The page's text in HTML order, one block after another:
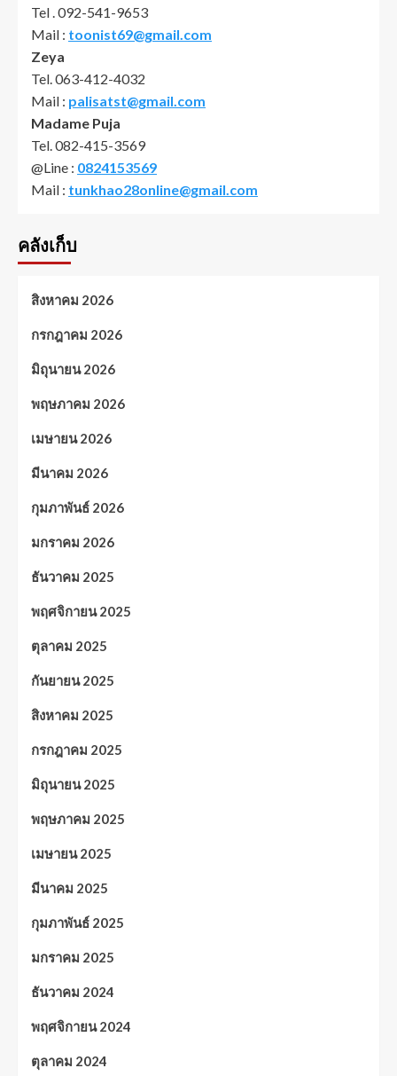
Tel . 092-541-9653
Mail : toonist69@gmail.com
Zeya
Tel. 063-412-4032
Mail : palisatst@gmail.com
Madame Puja
Tel. 082-415-3569
@Line : 0824153569
Mail : tunkhao28online@gmail.com
คลังเก็บ
สิงหาคม 2026
กรกฎาคม 2026
มิถุนายน 2026
พฤษภาคม 2026
เมษายน 2026
มีนาคม 2026
กุมภาพันธ์ 2026
มกราคม 2026
ธันวาคม 2025
พฤศจิกายน 2025
ตุลาคม 2025
กันยายน 2025
สิงหาคม 2025
กรกฎาคม 2025
มิถุนายน 2025
พฤษภาคม 2025
เมษายน 2025
มีนาคม 2025
กุมภาพันธ์ 2025
มกราคม 2025
ธันวาคม 2024
พฤศจิกายน 2024
ตุลาคม 2024